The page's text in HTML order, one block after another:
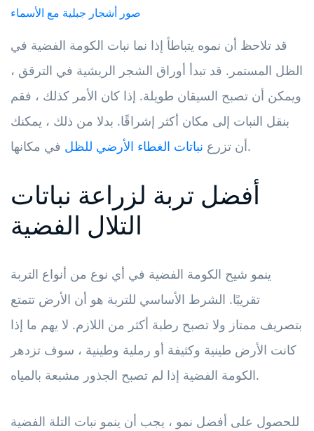
صور أشجار جبلية مع الأسماء
قد تلاحظ أن نموه يتباطأ إذا نما نبات الكومة الفضية في
الظل المستمر. قد تبدأ أوراق الشجر الريشية في الترقق ،
ويمكن أن تصبح السيقان طويلة. إذا كان الأمر كذلك ، فقم
بنقل النبات إلى مكان أكثر إشراقًا. بدلا من ذلك ، يمكنك
أن تزرع نباتات الغطاء الأرضي للظل في مكانها.
أفضل تربة لزراعة نباتات
التلال الفضية
ينمو شيح الكومة الفضية في أي نوع من أنواع التربة
تقريبًا. الشرط الأساسي للتربة هو أن الأرض تتمتع
بتصريف ممتاز ولا تصبح رطبة أكثر من اللازم. لا يهم ما إذا
كانت الأرض طينية وكثيفة أو رملية وطينية ، سوف تزدهر
الكومة الفضية إذا لم تصبح الجذور مشبعة بالمياه.
للحصول على أفضل نمو ، يجب أن ينمو نبات التلة الفضية